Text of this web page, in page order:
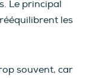
Le principal
les
souvent, car